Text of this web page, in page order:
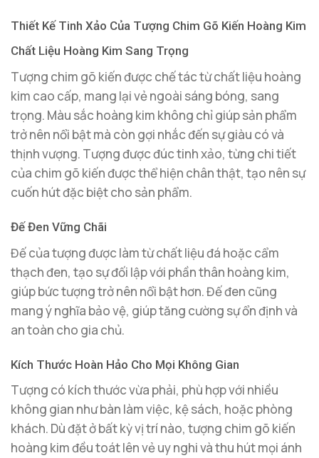
Thiết Kế Tinh Xảo Của Tượng Chim Gõ Kiến Hoàng Kim
Chất Liệu Hoàng Kim Sang Trọng
Tượng chim gõ kiến được chế tác từ chất liệu hoàng
kim cao cấp, mang lại vẻ ngoài sáng bóng, sang
trọng. Màu sắc hoàng kim không chỉ giúp sản phẩm
trở nên nổi bật mà còn gợi nhắc đến sự giàu có và
thịnh vượng. Tượng được đúc tinh xảo, từng chi tiết
của chim gõ kiến được thể hiện chân thật, tạo nên sự
cuốn hút đặc biệt cho sản phẩm.
Đế Đen Vững Chãi
Đế của tượng được làm từ chất liệu đá hoặc cẩm
thạch đen, tạo sự đối lập với phần thân hoàng kim,
giúp bức tượng trở nên nổi bật hơn. Đế đen cũng
mang ý nghĩa bảo vệ, giúp tăng cường sự ổn định và
an toàn cho gia chủ.
Kích Thước Hoàn Hảo Cho Mọi Không Gian
Tượng có kích thước vừa phải, phù hợp với nhiều
không gian như bàn làm việc, kệ sách, hoặc phòng
khách. Dù đặt ở bất kỳ vị trí nào, tượng chim gõ kiến
hoàng kim đều toát lên vẻ uy nghi và thu hút mọi ánh